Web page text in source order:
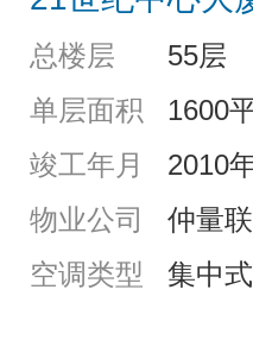
总楼层
55层
单层面积
1600
竣工年月
2010
物业公司
仲量
空调类型
集中